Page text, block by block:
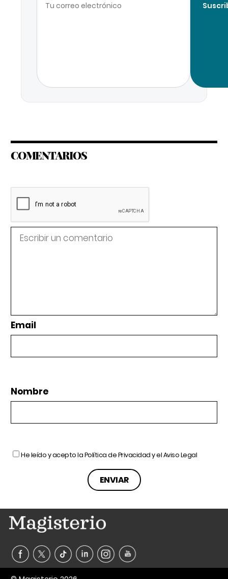
COMENTARIOS
Email
Nombre
He leído y acepto laPolítica de Privacidady elAviso Legal